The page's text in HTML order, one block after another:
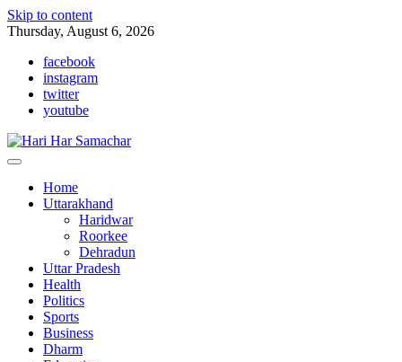
Skip to content
Thursday, August 6, 2026
facebook
instagram
twitter
youtube
Home
Uttarakhand
Haridwar
Roorkee
Dehradun
Uttar Pradesh
Health
Politics
Sports
Business
Dharm